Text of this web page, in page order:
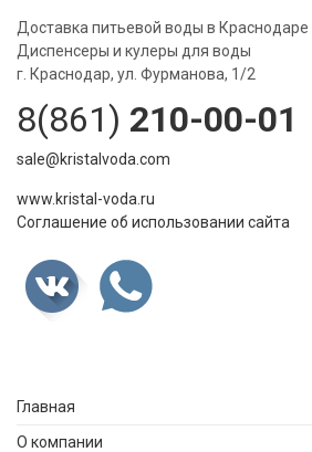
Доставка питьевой воды в Краснодаре
Диспенсеры и кулеры для воды
г. Краснодар, ул. Фурманова, 1/2
8(861) 210-00-01
sale@kristalvoda.com
www.kristal-voda.ru
Соглашение об использовании сайта
Главная
О компании